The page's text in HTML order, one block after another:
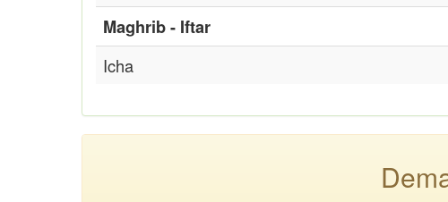
Maghrib - Iftar
Icha